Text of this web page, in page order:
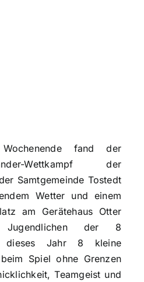
fand der
Wettkampf der
Samtgemeinde Tostedt
Wetter und einem
am Gerätehaus Otter
Jugendlichen der 8
dieses Jahr 8 kleine
Spiel ohne Grenzen
Teamgeist und